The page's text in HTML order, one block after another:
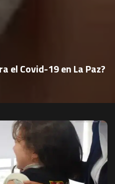
el Covid-19 en La Paz?